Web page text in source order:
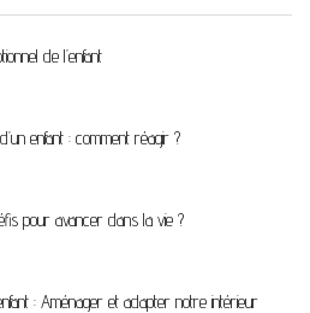
de l’enfant
enfant : comment réagir ?
pour avancer dans la vie ?
: Aménager et adapter notre intérieur